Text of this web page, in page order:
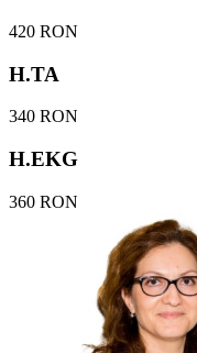
420 RON
H.TA
340 RON
H.EKG
360 RON